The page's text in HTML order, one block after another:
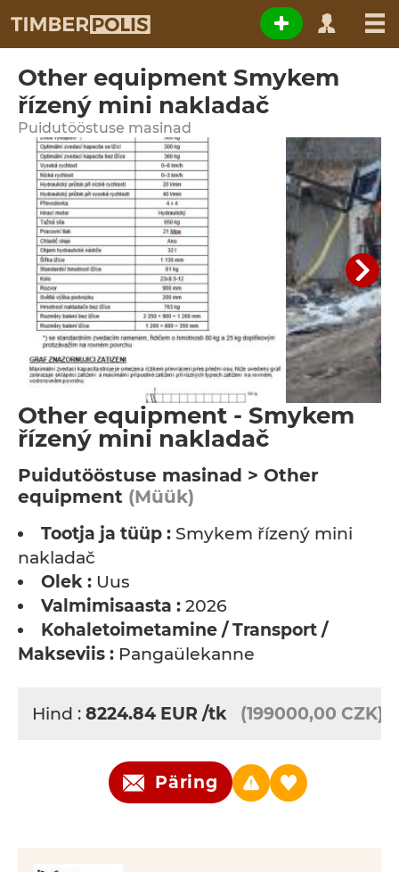
Other equipment Smykem
řízený mini nakladač
Puidutööstuse masinad
Other equipment - Smykem
řízený mini nakladač
Puidutööstuse masinad > Other
equipment (Müük)
Tootja ja tüüp : Smykem řízený mini
nakladač
Olek : Uus
Valmimisaasta : 2026
Kohaletoimetamine / Transport /
Makseviis : Pangaülekanne
Hind : 8224.84 EUR /tk (199000,00 CZK)
Päring